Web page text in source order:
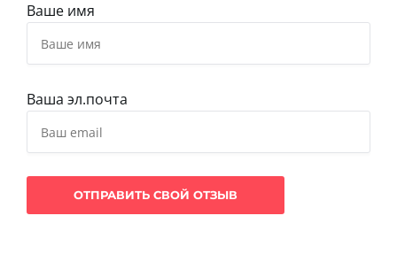
Ваше имя
Ваша эл.почта